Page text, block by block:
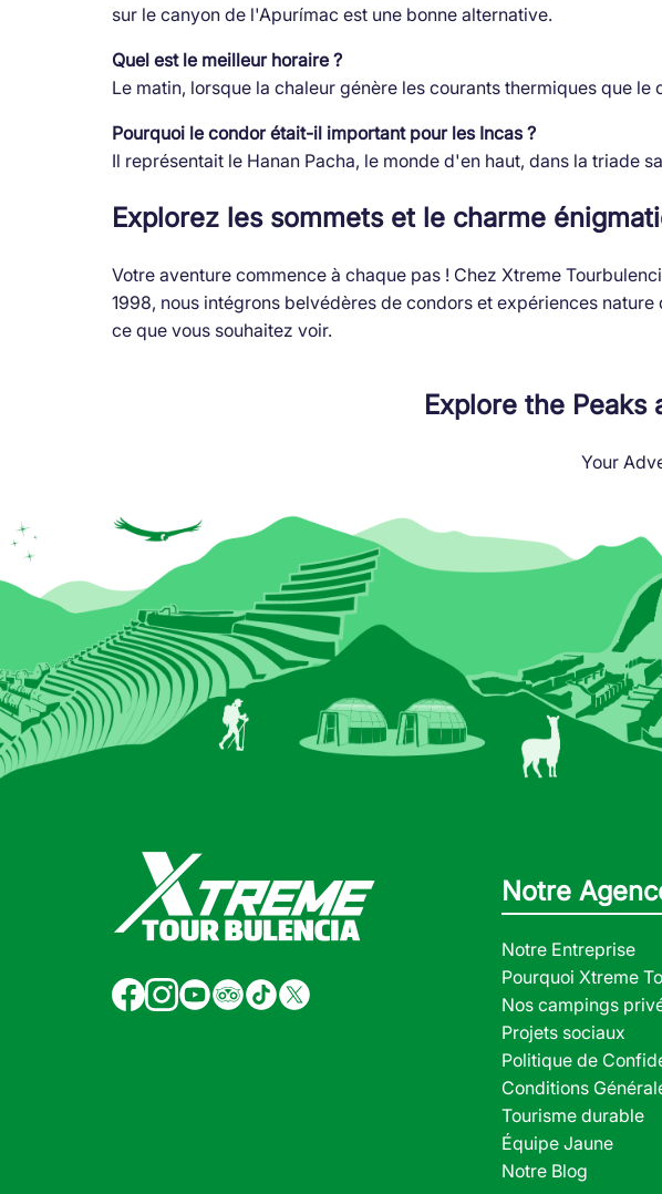
sur le canyon de l'Apurímac est une bonne alternative.
Quel est le meilleur horaire ?
Le matin, lorsque la chaleur génère les courants thermiques que le
Pourquoi le condor était-il important pour les Incas ?
Il représentait le Hanan Pacha, le monde d'en haut, dans la triade
Explorez les sommets et le charme
Votre aventure commence à chaque pas ! Chez Xtreme
1998, nous intégrons belvédères de condors et expériences
ce que vous souhaitez voir.
Explore the Peaks
Your
Notre
Notre Entreprise
Pourquoi Xtreme
Nos campings
Projets sociaux
Politique de
Conditions
Tourisme durable
Équipe Jaune
Notre Blog